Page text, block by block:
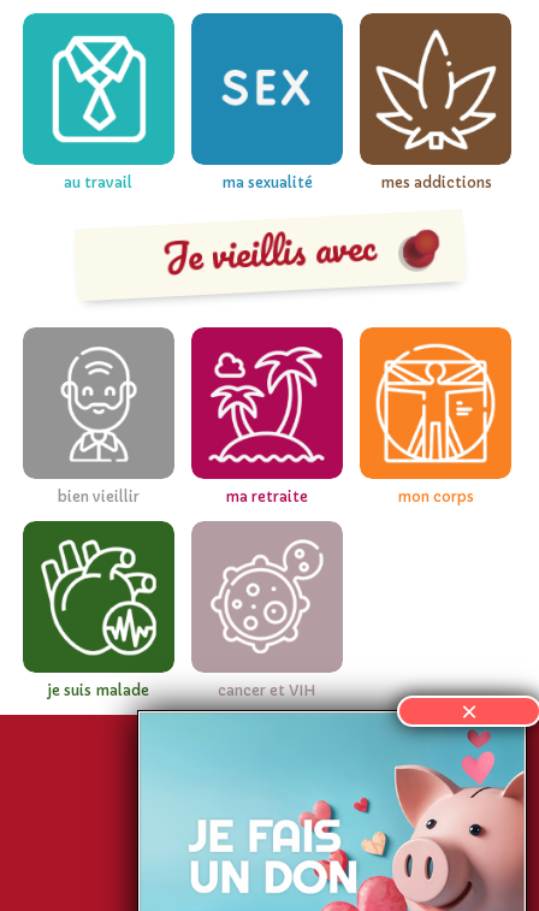
au travail ma sexualité mes addictions
Je vieillis avec
bien vieillir
je suis malade
ma retraite
cancer et VIH
mon corps
Mentions légales
Données personnelles